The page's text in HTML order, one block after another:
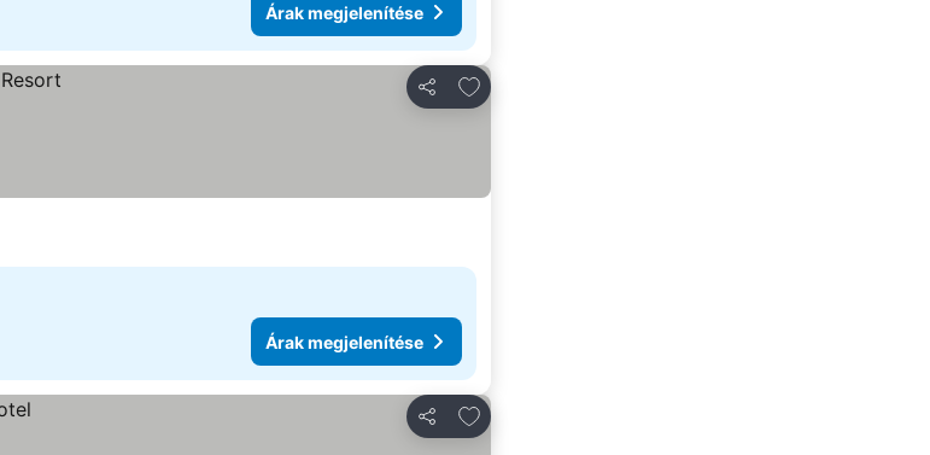
Árak megjelenítése
Megosztás
Hozzáadás a kedvencekhez
Árak megjelenítése
Megosztás
Hozzáadás a kedvencekhez